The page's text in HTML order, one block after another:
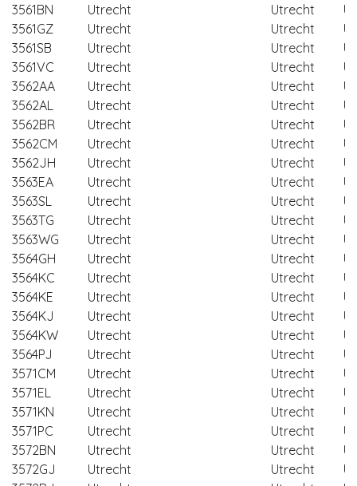
3561BN
Utrecht Utrecht
3561GZ
Utrecht Utrecht
3561SB
Utrecht Utrecht
3561VC
Utrecht Utrecht
3562AA
Utrecht Utrecht
3562AL
Utrecht Utrecht
3562BR
Utrecht Utrecht
3562CM
Utrecht Utrecht
3562JH
Utrecht Utrecht
3563EA
Utrecht Utrecht
3563SL
Utrecht Utrecht
3563TG
Utrecht Utrecht
3563WG
Utrecht Utrecht
3564GH
Utrecht Utrecht
3564KC
Utrecht Utrecht
3564KE
Utrecht Utrecht
3564KJ
Utrecht Utrecht
3564KW
Utrecht Utrecht
3564PJ
Utrecht Utrecht
3571CM
Utrecht Utrecht
3571EL
Utrecht Utrecht
3571KN
Utrecht Utrecht
3571PC
Utrecht Utrecht
3572BN
Utrecht Utrecht
3572GJ
Utrecht Utrecht